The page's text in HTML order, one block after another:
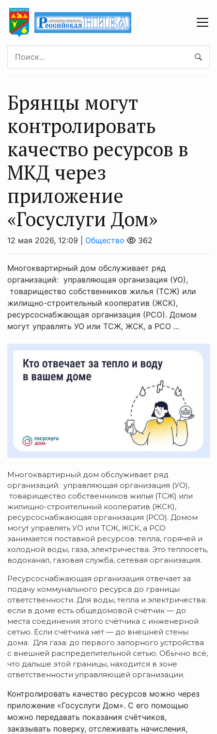
Брянцы могут
контролировать
качество ресурсов в
МКД через
приложение
«Госуслуги Дом»
12 мая 2026, 12:09 | Общество 362
Многоквартирный дом обслуживает ряд
организаций: управляющая организация (УО),
товарищество собственников жилья (ТСЖ) или
жилищно-строительный кооператив (ЖСК),
ресурсоснабжающая организация (РСО). Домом
могут управлять УО или ТСЖ, ЖСК, а РСО ...
Многоквартирный дом обслуживает ряд
организаций: управляющая организация (УО),
товарищество собственников жилья (ТСЖ) или
жилищно-строительный кооператив (ЖСК),
ресурсоснабжающая организация (РСО). Домом
могут управлять УО или ТСЖ, ЖСК, а РСО
занимается поставкой ресурсов: тепла, горячей и
холодной воды, газа, электричества. Это теплосеть,
водоканал, газовая служба, сетевая организация.
Ресурсоснабжающая организация отвечает за
подачу коммунального ресурса до границы
ответственности. Для воды, тепла и электричества:
если в доме есть общедомовой счётчик — до
места соединения этого счётчика с инженерной
сетью. Если счётчика нет — до внешней стены
дома. Для газа: до первого запорного устройства
с внешней распределительной сетью. Обычно всё,
что дальше этой границы, находится в зоне
ответственности управляющей организации.
Контролировать качество ресурсов можно через
приложение «Госуслуги Дом». С его помощью
можно передавать показания счётчиков,
заказывать поверку, отслеживать начисления,